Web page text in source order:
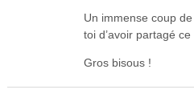
Un immense coup
toi d’avoir partagé
Gros bisous !